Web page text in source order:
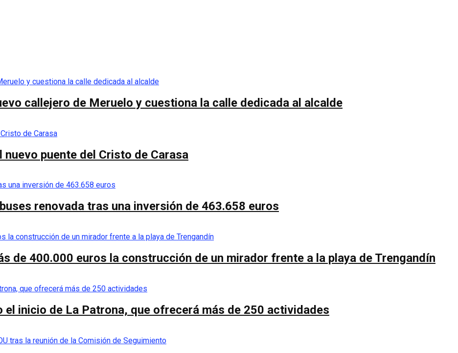
callejero de Meruelo y cuestiona la calle dedicada al alcalde
puente del Cristo de Carasa
renovada tras una inversión de 463.658 euros
de 400.000 euros la construcción de un mirador frente a la playa de Trengandín
inicio de La Patrona, que ofrecerá más de 250 actividades